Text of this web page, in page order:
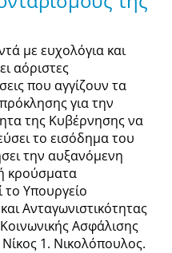
με ευχολόγια και
αόριστες
που αγγίζουν τα
για την
της Κυβέρνησης να
το εισόδημα του
την αυξανόμενη
κρούσματα
το Υπουργείο
Ανταγωνιστικότητας
Ασφάλισης
1. Νικολόπουλος.